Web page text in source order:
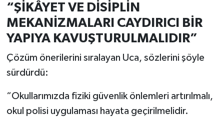
“ŞİKÂYET VE DİSİPLİN
MEKANİZMALARI CAYDIRICI BİR
YAPIYA KAVUŞTURULMALIDIR”
Çözüm önerilerini sıralayan Uca, sözlerini şöyle
sürdürdü:
“Okullarımızda fiziki güvenlik önlemleri artırılmalı,
okul polisi uygulaması hayata geçirilmelidir.